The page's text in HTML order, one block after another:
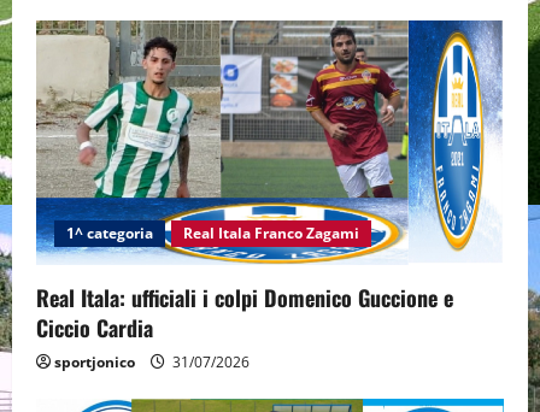
1^ categoria Real Itala Franco Zagami
Real Itala: ufficiali i colpi Domenico Guccione e
Ciccio Cardia
sportjonico 31/07/2026